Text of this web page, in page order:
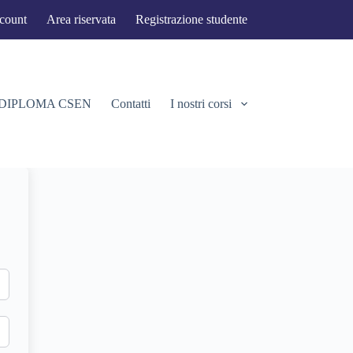
Area riservata Registrazione studente
CSEN Contatti I nostri corsi